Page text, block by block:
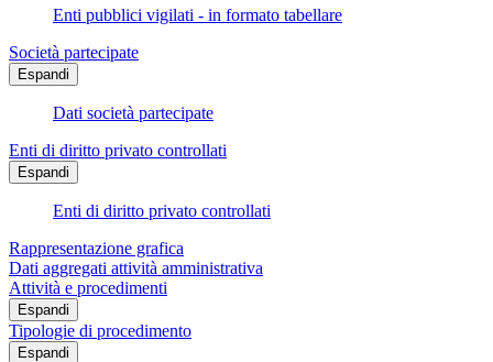
Enti pubblici vigilati - in formato tabellare
Società partecipate
Espandi
Dati società partecipate
Enti di diritto privato controllati
Espandi
Enti di diritto privato controllati
Rappresentazione grafica
Dati aggregati attività amministrativa
Attività e procedimenti
Espandi
Tipologie di procedimento
Espandi